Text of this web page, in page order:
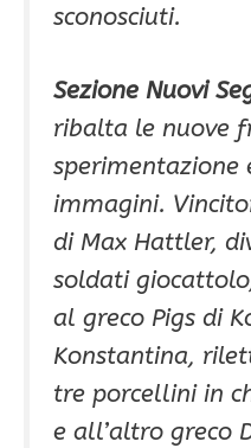
sconosciuti.
Sezione Nuovi
ribalta le nuove
sperimentazione
immagini.
di Max Hattler,
soldati
al greco Pigs di
Konstantina,
tre porcellini in
e all’altro greco